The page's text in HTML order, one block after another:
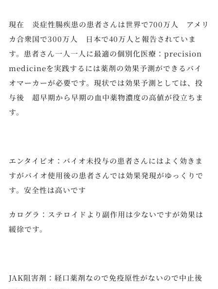
現在 炎症性腸疾患の患者さんは世界で700万人 アメリ
カ合衆国で300万人 日本で40万人と報告されていま
す。患者さん一人一人に最適の個別化医療：precision
medicineを実践するには薬剤の効果予測ができるバイ
オマーカーが必要です。現状では効果予測としては、投
与後 超早期から早期の血中薬物濃度の高値が役立ちま
す。
エンタイビオ：バイオ未投与の患者さんにはよく効きま
すがバイオ使用後の患者さんでは効果発現がゆっくりで
す。安全性は高いです
カログラ：ステロイドより副作用は少ないですが効果は
緩徐です。
JAK阻害剤：経口薬剤なので免疫原性がないので中止後